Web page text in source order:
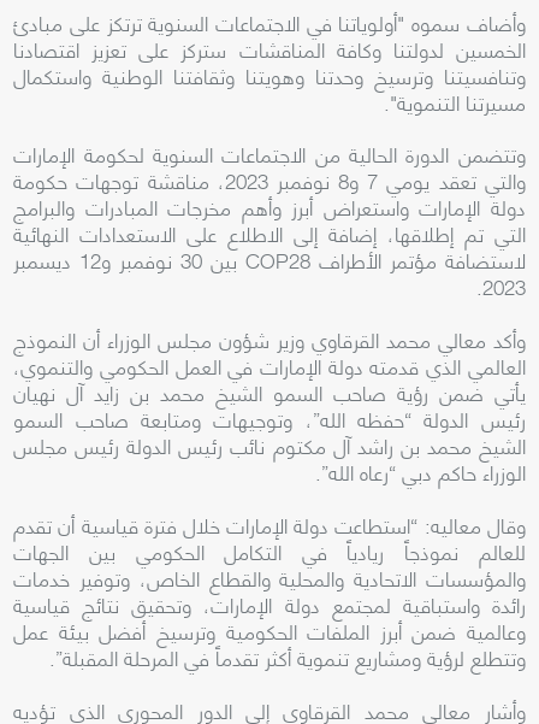
وأضاف سموه "أولوياتنا في الاجتماعات السنوية ترتكز على مبادئ
الخمسين لدولتنا وكافة المناقشات ستركز على تعزيز اقتصادنا
وتنافسيتنا وترسيخ وحدتنا وهويتنا وثقافتنا الوطنية واستكمال
مسيرتنا التنموية".
وتتضمن الدورة الحالية من الاجتماعات السنوية لحكومة الإمارات
والتي تعقد يومي 7 و8 نوفمبر 2023، مناقشة توجهات حكومة
دولة الإمارات واستعراض أبرز وأهم مخرجات المبادرات والبرامج
التي تم إطلاقها، إضافة إلى الاطلاع على الاستعدادات النهائية
لاستضافة مؤتمر الأطراف COP28 بين 30 نوفمبر و12 ديسمبر
2023.
وأكد معالي محمد القرقاوي وزير شؤون مجلس الوزراء أن النموذج
العالمي الذي قدمته دولة الإمارات في العمل الحكومي والتنموي،
يأتي ضمن رؤية صاحب السمو الشيخ محمد بن زايد آل نهيان
رئيس الدولة “حفظه الله”، وتوجيهات ومتابعة صاحب السمو
الشيخ محمد بن راشد آل مكتوم نائب رئيس الدولة رئيس مجلس
الوزراء حاكم دبي “رعاه الله”.
وقال معاليه: “استطاعت دولة الإمارات خلال فترة قياسية أن تقدم
للعالم نموذجاً ريادياً في التكامل الحكومي بين الجهات
والمؤسسات الاتحادية والمحلية والقطاع الخاص، وتوفير خدمات
رائدة واستباقية لمجتمع دولة الإمارات، وتحقيق نتائج قياسية
وعالمية ضمن أبرز الملفات الحكومية وترسيخ أفضل بيئة عمل
وتتطلع لرؤية ومشاريع تنموية أكثر تقدماً في المرحلة المقبلة”.
وأشار معالي محمد القرقاوي إلى الدور المحوري الذي تؤديه